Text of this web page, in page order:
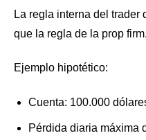
La regla interna del trader
que la regla de la prop firm.
Ejemplo hipotético:
Cuenta: 100.000
Pérdida diaria máxima